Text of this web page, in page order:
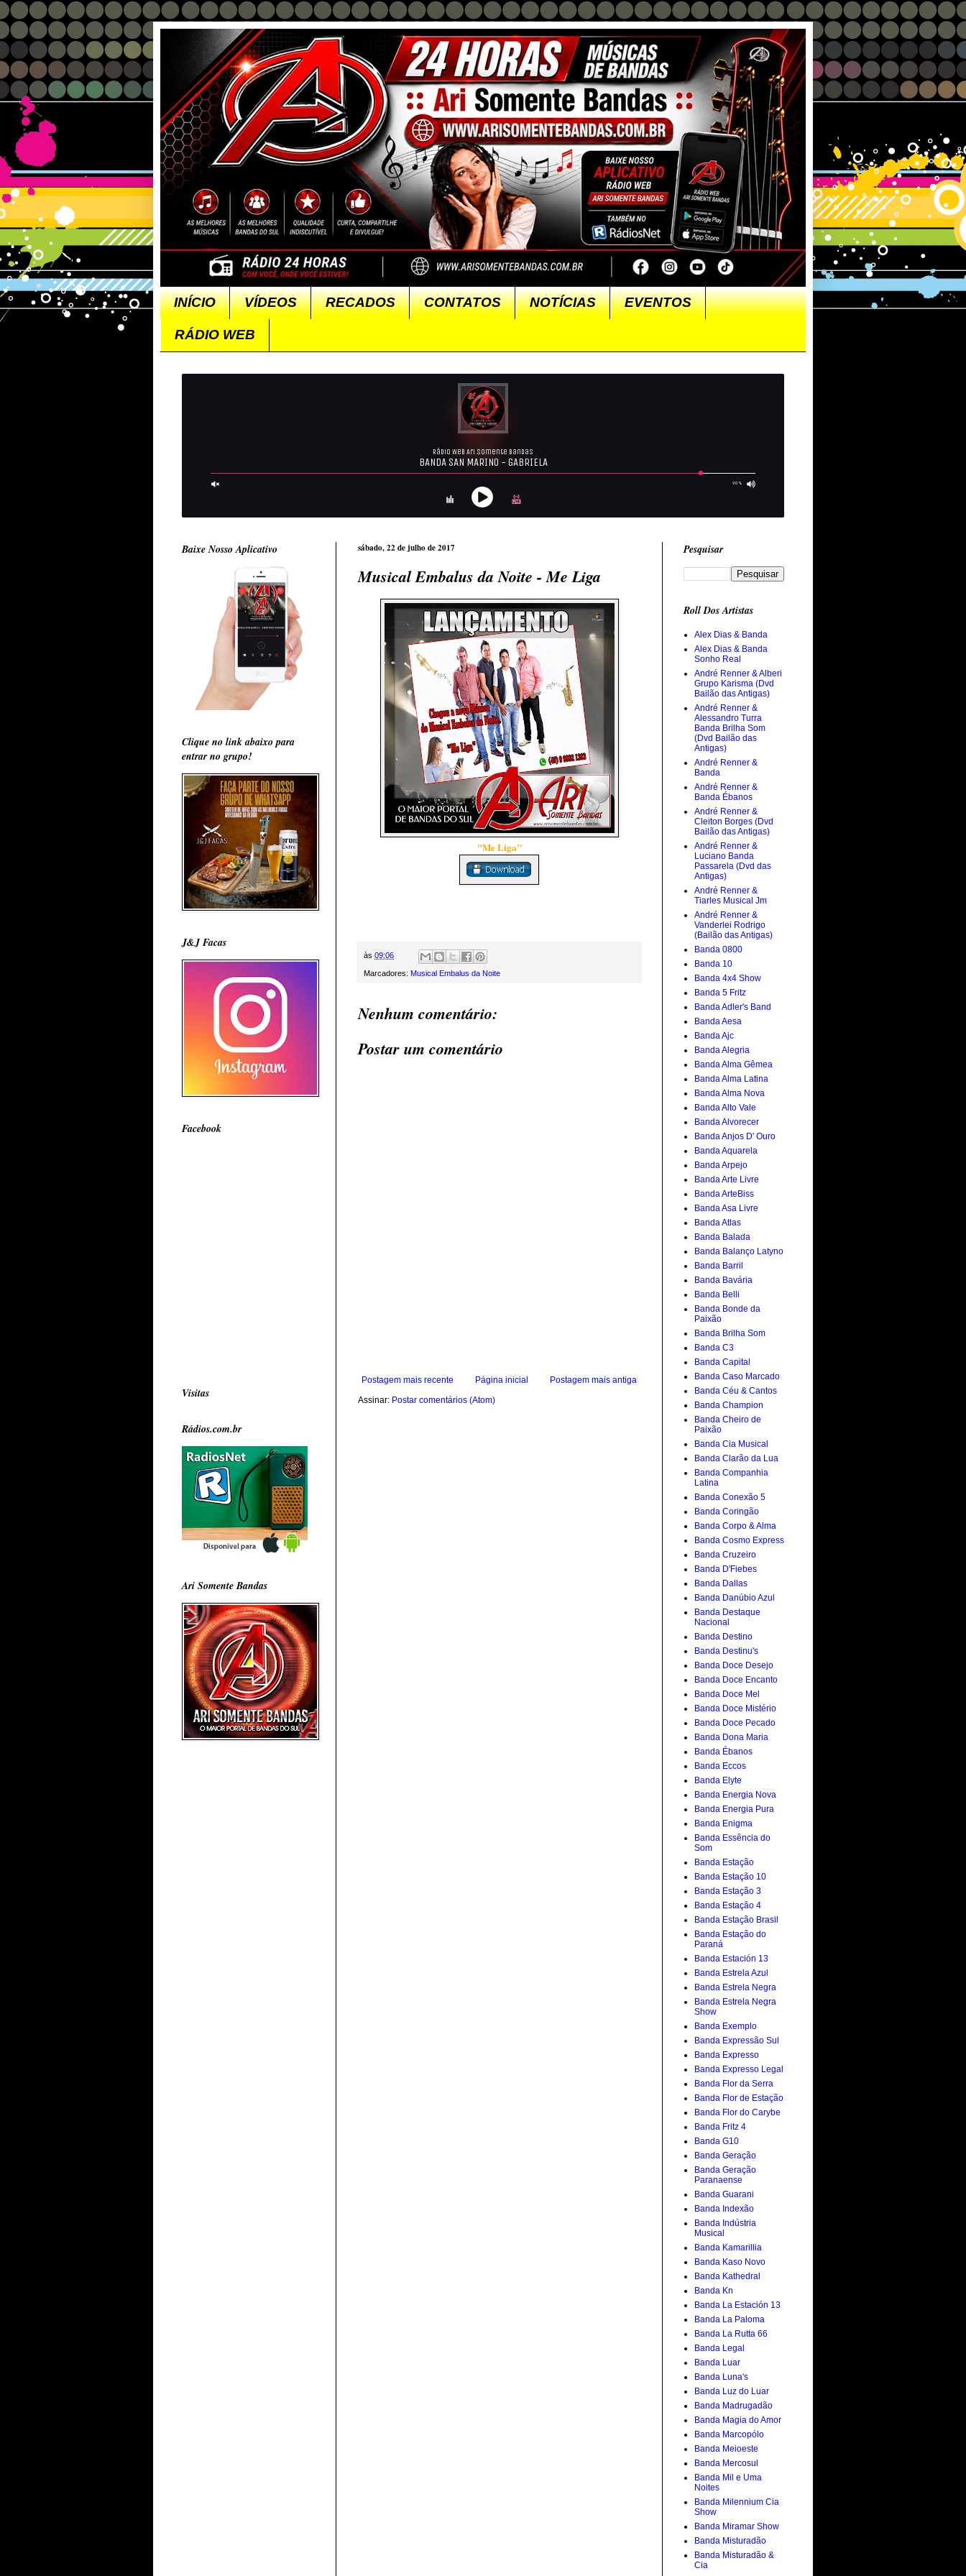
INÍCIO VÍDEOS RECADOS CONTATOS NOTÍCIAS EVENTOS
RÁDIO WEB
sábado, 22 de julho de 2017
Musical Embalus da Noite - Me Liga
"Me Liga"
às 09:06
Marcadores: Musical Embalus da Noite
Nenhum comentário:
Postar um comentário
Postagem mais recente Postagem mais antiga
Página inicial
Assinar: Postar comentários (Atom)
Baixe Nosso Aplicativo
Clique no link abaixo para
entrar no grupo!
J&J Facas
Facebook
Visitas
Rádios.com.br
Ari Somente Bandas
Pesquisar
Roll Dos Artistas
Alex Dias & Banda
Alex Dias & Banda
Sonho Real
André Renner & Alberi
Grupo Karisma (Dvd
Bailão das Antigas)
André Renner &
Alessandro Turra
Banda Brilha Som
(Dvd Bailão das
Antigas)
André Renner &
Banda
André Renner &
Banda Ébanos
André Renner &
Cleiton Borges (Dvd
Bailão das Antigas)
André Renner &
Luciano Banda
Passarela (Dvd das
Antigas)
André Renner &
Tiarles Musical Jm
André Renner &
Vanderlei Rodrigo
(Bailão das Antigas)
Banda 0800
Banda 10
Banda 4x4 Show
Banda 5 Fritz
Banda Adler's Band
Banda Aesa
Banda Ajc
Banda Alegria
Banda Alma Gêmea
Banda Alma Latina
Banda Alma Nova
Banda Alto Vale
Banda Alvorecer
Banda Anjos D' Ouro
Banda Aquarela
Banda Arpejo
Banda Arte Livre
Banda ArteBiss
Banda Asa Livre
Banda Atlas
Banda Balada
Banda Balanço Latyno
Banda Barril
Banda Bavária
Banda Belli
Banda Bonde da
Paixão
Banda Brilha Som
Banda C3
Banda Capital
Banda Caso Marcado
Banda Céu & Cantos
Banda Champion
Banda Cheiro de
Paixão
Banda Cia Musical
Banda Clarão da Lua
Banda Companhia
Latina
Banda Conexão 5
Banda Coringão
Banda Corpo & Alma
Banda Cosmo Express
Banda Cruzeiro
Banda D'Fiebes
Banda Dallas
Banda Danúbio Azul
Banda Destaque
Nacional
Banda Destino
Banda Destinu's
Banda Doce Desejo
Banda Doce Encanto
Banda Doce Mel
Banda Doce Mistério
Banda Doce Pecado
Banda Dona Maria
Banda Ébanos
Banda Eccos
Banda Elyte
Banda Energia Nova
Banda Energia Pura
Banda Enigma
Banda Essência do
Som
Banda Estação
Banda Estação 10
Banda Estação 3
Banda Estação 4
Banda Estação Brasil
Banda Estação do
Paraná
Banda Estación 13
Banda Estrela Azul
Banda Estrela Negra
Banda Estrela Negra
Show
Banda Exemplo
Banda Expressão Sul
Banda Expresso
Banda Expresso Legal
Banda Flor da Serra
Banda Flor de Estação
Banda Flor do Carybe
Banda Fritz 4
Banda G10
Banda Geração
Banda Geração
Paranaense
Banda Guarani
Banda Indexão
Banda Indústria
Musical
Banda Kamarillia
Banda Kaso Novo
Banda Kathedral
Banda Kn
Banda La Estación 13
Banda La Paloma
Banda La Rutta 66
Banda Legal
Banda Luar
Banda Luna's
Banda Luz do Luar
Banda Madrugadão
Banda Magia do Amor
Banda Marcopólo
Banda Meioeste
Banda Mercosul
Banda Mil e Uma
Noites
Banda Milennium Cia
Show
Banda Miramar Show
Banda Misturadão
Banda Misturadão &
Cia